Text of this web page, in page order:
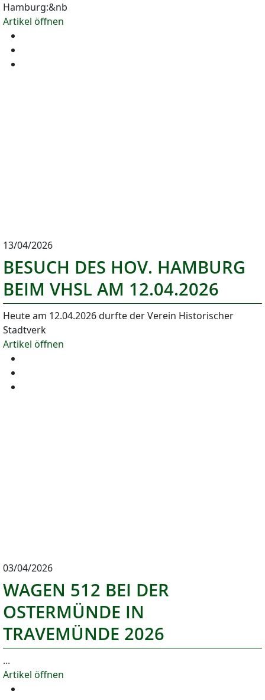
Hamburg:&nb
Artikel öffnen
13/04/2026
BESUCH DES HOV. HAMBURG
BEIM VHSL AM 12.04.2026
Heute am 12.04.2026 durfte der Verein Historischer
Stadtverk
Artikel öffnen
03/04/2026
WAGEN 512 BEI DER
OSTERMÜNDE IN
TRAVEMÜNDE 2026
...
Artikel öffnen